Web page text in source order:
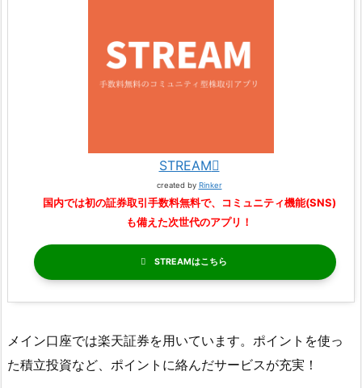
STREAM
created by Rinker
国内では初の証券取引手数料無料で、コミュニティ機能(SNS)
も備えた次世代のアプリ！
STREAM
メイン口座では楽天証券を用いています。ポイントを使っ
た積立投資など、ポイントに絡んだサービスが充実！